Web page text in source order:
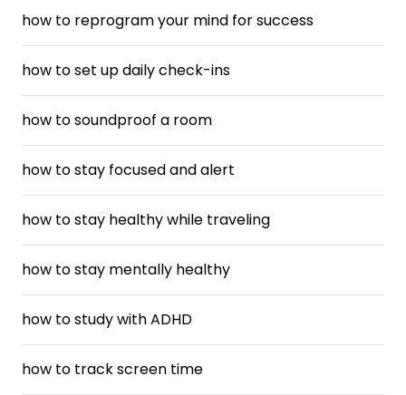
how to reprogram your mind for success
how to set up daily check-ins
how to soundproof a room
how to stay focused and alert
how to stay healthy while traveling
how to stay mentally healthy
how to study with ADHD
how to track screen time